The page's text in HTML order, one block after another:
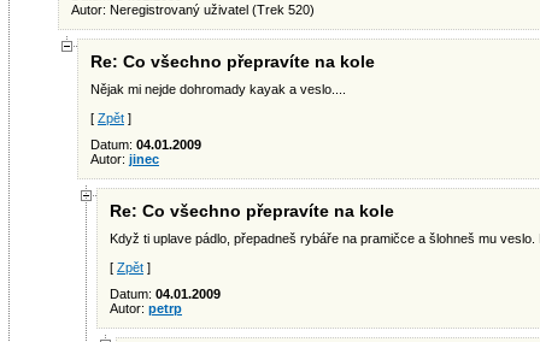
Autor: Neregistrovaný uživatel (Trek 520)
Re: Co všechno přepravíte na kole
Nějak mi nejde dohromady kayak a veslo....
[ Zpět ]
Datum: 04.01.2009
Autor: jinec
Re: Co všechno přepravíte na kole
Když ti uplave pádlo, přepadneš rybáře na pramičce a šlohneš mu
[ Zpět ]
Datum: 04.01.2009
Autor: petrp